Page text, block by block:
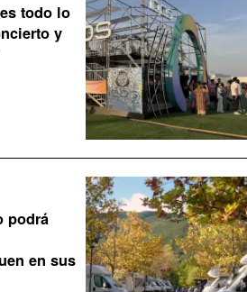
todo lo
y
podrá
en sus